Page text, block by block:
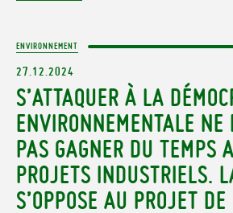
ENVIRONNEMENT
27.12.2024
S’ATTAQUER À LA
ENVIRONNEMENTALE NE
PAS GAGNER DU TEMPS
PROJETS INDUSTRIELS.
S’OPPOSE AU PROJET DE